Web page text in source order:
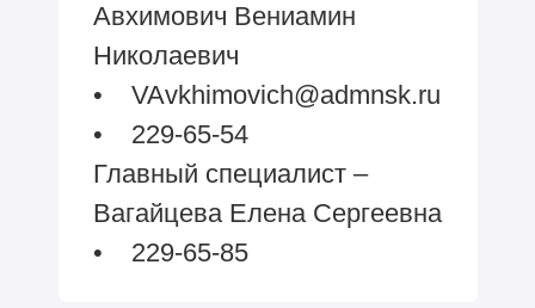
Авхимович Вениамин
Николаевич
• VAvkhimovich@admnsk.ru
• 229-65-54
Главный специалист –
Вагайцева Елена Сергеевна
• 229-65-85